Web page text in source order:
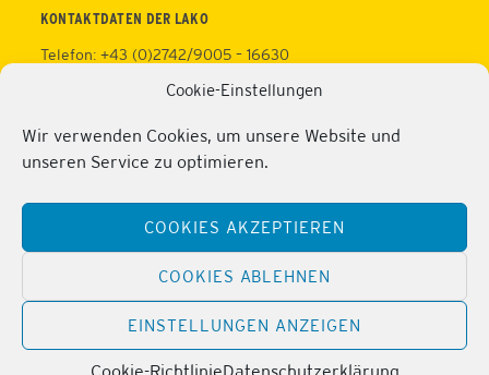
Cookie-Einstellungen
Wir verwenden Cookies, um unsere Website und
unseren Service zu optimieren.
COOKIES AKZEPTIEREN
COOKIES ABLEHNEN
EINSTELLUNGEN ANZEIGEN
KONTAKTDATEN DER LAKO
Telefon: +43 (0)2742/9005 – 16630
https://lako.at
Datenschutz
Impressum
Telefon: +43 (0)2286/2202
Mobil: +43 (0)676/81213100
Fax: +43 (0)2286/2202/22
https://lako.at/lako-service/personalvertretung/